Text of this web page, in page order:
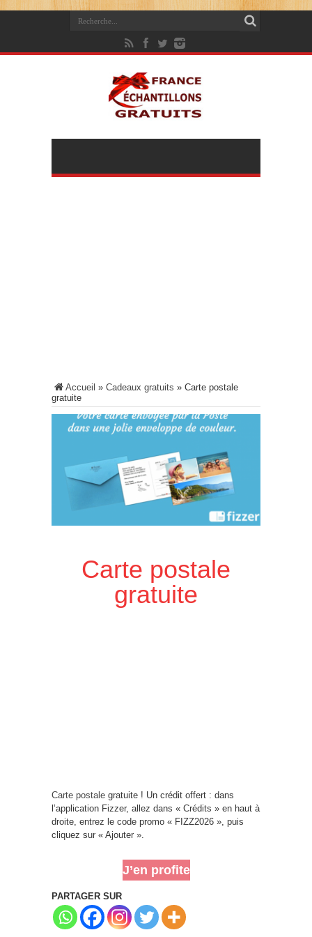
Accueil » Cadeaux gratuits » Carte postale
gratuite
Carte postale
gratuite
Carte postale gratuite ! Un crédit offert : dans
l’application Fizzer, allez dans « Crédits » en haut à
droite, entrez le code promo « FIZZ2026 », puis
cliquez sur « Ajouter ».
J’en profite
PARTAGER SUR